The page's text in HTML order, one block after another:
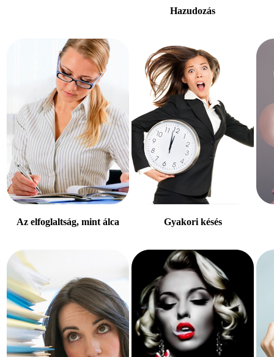
Hazudozás
Az elfoglaltság, mint álca Gyakori késés